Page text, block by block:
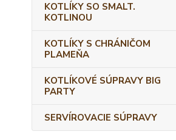
KOTLÍKY SO SMALT.
KOTLINOU
KOTLÍKY S CHRÁNIČOM
PLAMEŇA
KOTLÍKOVÉ SÚPRAVY BIG
PARTY
SERVÍROVACIE SÚPRAVY